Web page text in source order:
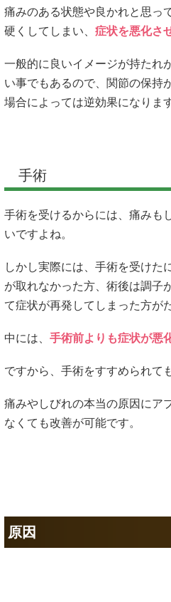
痛みのある状態や良かれと思っ
硬くしてしまい、 症状を悪化さ
一般的に良いイメージが持たれ
い事でもあるので、関節の保持
場合によっては逆効果になります
手術
手術を受けるからには、痛みも
いですよね。
しかし実際には、手術を受けた
が取れなかった方、術後は調子
て症状が再発してしまった方が
中には、 手術前よりも症状が悪
ですから、手術をすすめられて
痛みやしびれの本当の原因にア
なくても改善が可能です。
原因